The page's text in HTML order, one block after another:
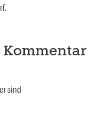
Kommentar
sind